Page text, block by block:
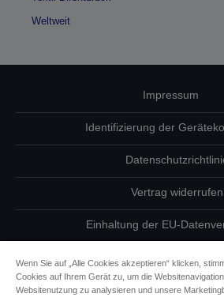
Weltweit
Impressum
Identifizierung der
Vertrag widerrufen
Einhaltung der EU-
Informationen zu
Wenn Sie auf „Alle Cookies akzeptieren“ klicken,
Cookies auf Ihrem Gerät zu, um die
Websitenutzung zu analysieren und unsere